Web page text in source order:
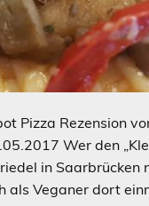
Pizza Rezension
Wer den
in Saarbrücken
als Veganer dort